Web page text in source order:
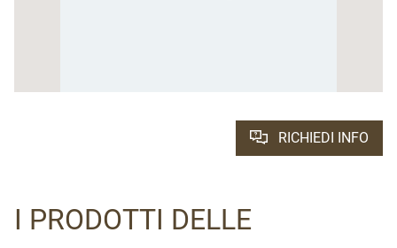
RICHIEDI INFO
I PRODOTTI DELLE